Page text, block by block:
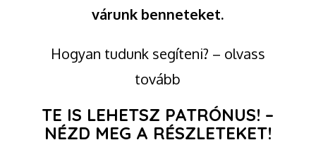
várunk benneteket.
Hogyan tudunk segíteni? – olvass
tovább
TE IS LEHETSZ PATRÓNUS! –
NÉZD MEG A RÉSZLETEKET!